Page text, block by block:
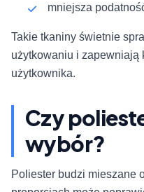
mniejsza
Takie tkaniny świetnie
użytkowaniu i zapewniają
użytkownika.
Czy
wybór?
Poliester budzi mieszane